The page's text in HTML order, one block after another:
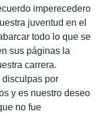
imperecedero
juventud en el
todo lo que se
sus páginas la
carrera.
disculpas por
y es nuestro deseo
no fue